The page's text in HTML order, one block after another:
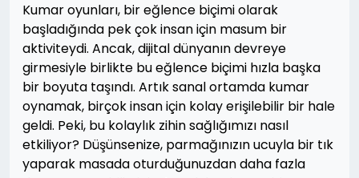
Kumar oyunları, bir eğlence biçimi olarak
başladığında pek çok insan için masum bir
aktiviteydi. Ancak, dijital dünyanın devreye
girmesiyle birlikte bu eğlence biçimi hızla başka
bir boyuta taşındı. Artık sanal ortamda kumar
oynamak, birçok insan için kolay erişilebilir bir hale
geldi. Peki, bu kolaylık zihin sağlığımızı nasıl
etkiliyor? Düşünsenize, parmağınızın ucuyla bir tık
yaparak masada oturduğunuzdan daha fazla